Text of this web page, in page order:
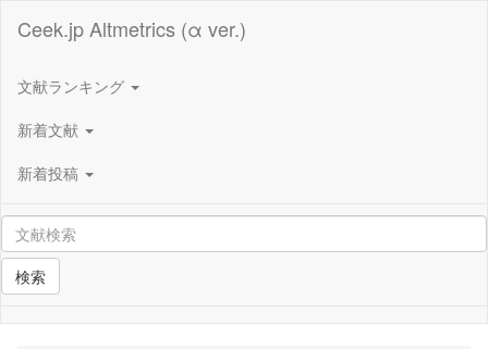
Ceek.jp Altmetrics (α ver.)
文献ランキング
新着文献
新着投稿
検索